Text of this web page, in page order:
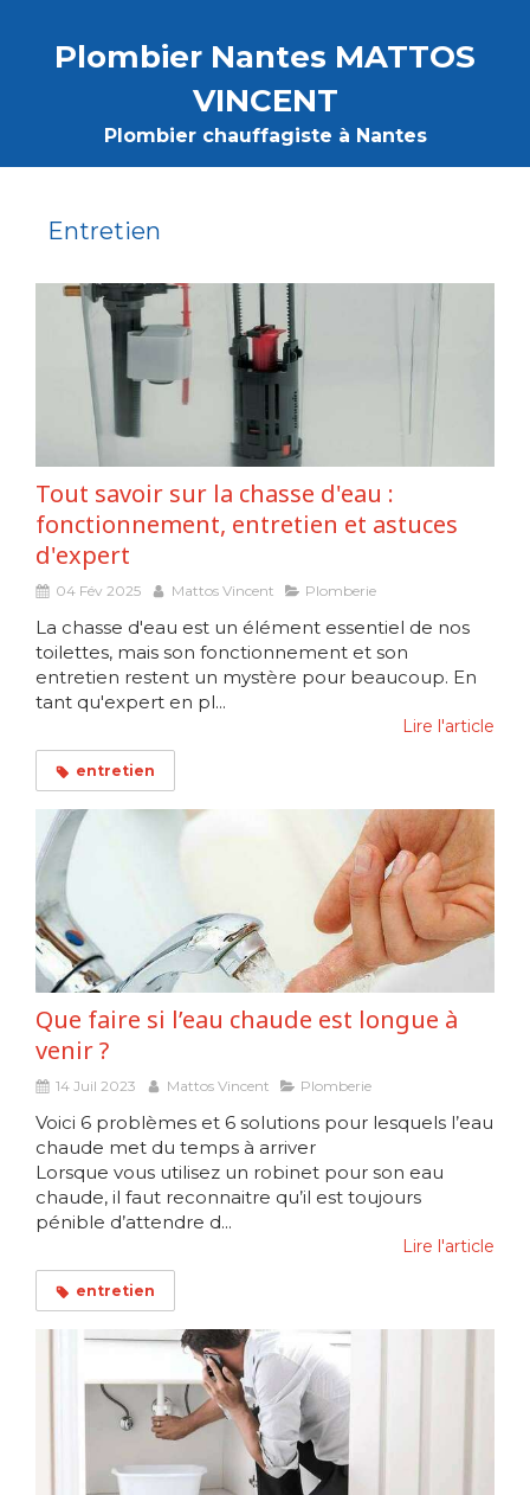
Plombier Nantes MATTOS
VINCENT
Plombier chauffagiste à Nantes
Entretien
Tout savoir sur la chasse d'eau :
fonctionnement, entretien et astuces
d'expert
04 Fév 2025 Mattos Vincent Plomberie
La chasse d'eau est un élément essentiel de nos
toilettes, mais son fonctionnement et son
entretien restent un mystère pour beaucoup. En
tant qu'expert en pl...
Lire l'article
entretien
Que faire si l’eau chaude est longue à
venir ?
14 Juil 2023 Mattos Vincent Plomberie
Voici 6 problèmes et 6 solutions pour lesquels l’eau
chaude met du temps à arriver
Lorsque vous utilisez un robinet pour son eau
chaude, il faut reconnaitre qu’il est toujours
pénible d’attendre d...
Lire l'article
entretien